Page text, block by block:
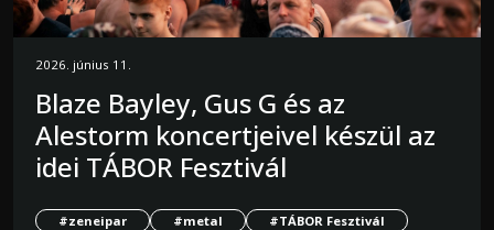
2026. június 11.
Blaze Bayley, Gus G és az
Alestorm koncertjeivel készül az
idei TÁBOR Fesztivál
#zeneipar #metal
#TÁBOR Fesztivál